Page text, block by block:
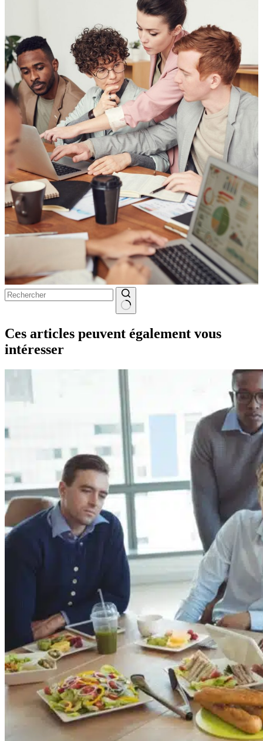
résultat
Ces articles peuvent également vous
intéresser